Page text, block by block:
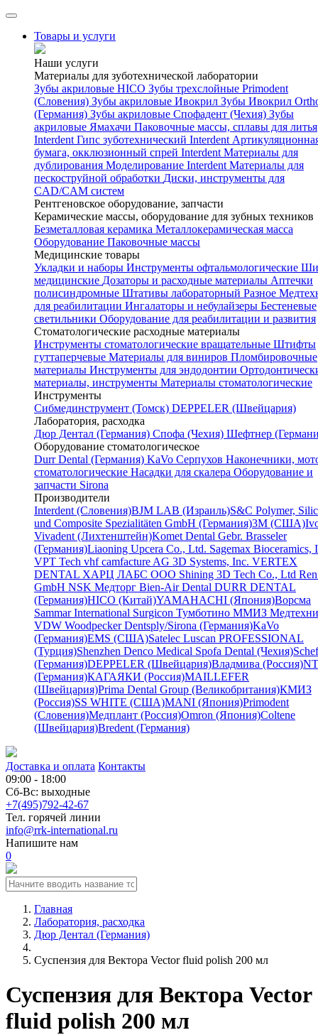
Товары и услуги
Наши услуги
Материалы для зуботехнической лаборатории
Зубы акриловые HICO Зубы трехслойные Primodent
(Словения) Зубы акриловые Ивокрил Зубы Ивокрил
(Германия) Зубы акриловые Спофадент (Чехия) Зубы
акриловые Ямахачи Паковочные массы, сплавы для литья
Interdent Гипс зуботехнический Interdent
бумага, окклюзионный спрей Interdent Материалы для
дублирования Моделирование Interdent Материалы для
пескоструйной обработки Диски, инструменты для
CAD/CAM систем
Рентгеновское оборудование, запчасти
Керамические массы, оборудование для зубных техников
Безметалловая керамика Металлокерамическая масса
Оборудование Паковочные массы
Медицинские товары
Укладки и наборы Инструменты офтальмологические
медицинские Дозаторы и расходные материалы Аптечки
полисиндромные Штативы лабораторный Разное
для реабилитации Ингалаторы и небулайзеры Бестеневые
светильники Оборудование для реабилитации и развития
Стоматологические расходные материалы
Инструменты стоматологические вращательные Штифты
гуттаперчевые Материалы для виниров Пломбировочные
материалы Инструменты для эндодонтии
материалы, инструменты Материалы стоматологические
Инструменты
Cибмединструмент (Томск) DEPPELER (Швейцария)
Лаборатория, расходка
Дюр Дентал (Германия) Спофа (Чехия) Шефтнер
Оборудование стоматологическое
Durr Dental (Германия) KaVo Серпухов Наконечники,
стоматологические Насадки для скалера Оборудование и
запчасти Sirona
Производители
Interdent (Словения)BJM LAB (Израиль)S&C Polymer,
und Composite Spezialitäten GmbH (Германия)3M (США)
Vivadent (Лихтенштейн)Komet Dental Gebr. Brasseler
(Германия)Liaoning Upcera Co., Ltd. Sagemax Bioceramics,
VPT Tech vhf camfacture AG 3D Systems, Inc. VERTEX
DENTAL ХАРЦ ЛАБС ООО Shining 3D Tech Co., Ltd
GmbH NSK Медторг Bien-Air Dental DURR DENTAL
(Германия)HICO (Китай)YAMAHACHI (Япония)Ворсма
Sammar International Surgicon Тумботино ММИЗ
VDW WoodpeckerDentsply/Sirona (Германия)KaVo
(Германия)EMS (США)Satelec Luscan PROFESSIONAL
(Турция)Shenzhen Denco Medical Spofa Dental (Чехия)
(Германия)DEPPELER (Швейцария)Владмива (Россия)
(Германия)КАГАЯКИ (Россия)MAILLEFER
(Швейцария)Prima Dental Group (Великобритания)КМИЗ
(Россия)SS WHITE (США)MANI (Япония)Primodent
(Словения)Медплант (Россия)Omron (Япония)Coltene
(Швейцария)Bredent (Германия)
Доставка и оплата Контакты
09:00 - 18:00
Сб-Вс: выходные
+7(495)792-42-67
Тел. горячей линии
info@rrk-international.ru
Напишите нам
0
Главная
Лаборатория, расходка
Дюр Дентал (Германия)
Суспензия для Вектора Vector fluid polish 200 мл
Суспензия для Вектора Vector
fluid polish 200 мл